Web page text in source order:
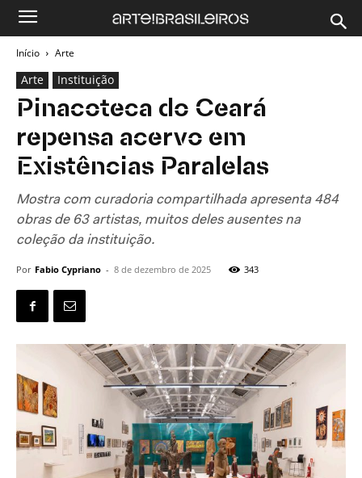
Início Arte
Arte Instituição
Pinacoteca do Ceará
repensa acervo em
Existências Paralelas
Mostra com curadoria compartilhada apresenta 484
obras de 63 artistas, muitos deles ausentes na
coleção da instituição.
Por Fabio Cypriano - 8 de dezembro de 2025 343